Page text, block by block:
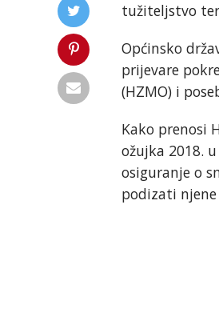
tužiteljstvo
Općinsko
prijevare
(HZMO) i
Kako prenosi
ožujka 2018.
osiguranje o
podizati